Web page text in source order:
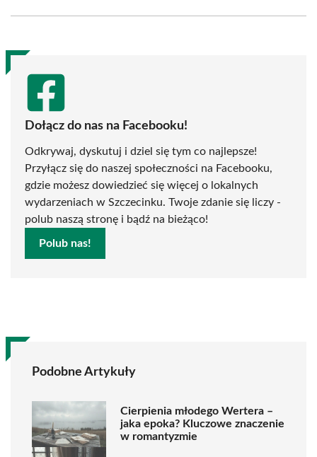
(Twitter)
Dołącz do nas na Facebooku!
Odkrywaj, dyskutuj i dziel się tym co najlepsze!
Przyłącz się do naszej społeczności na Facebooku,
gdzie możesz dowiedzieć się więcej o lokalnych
wydarzeniach w Szczecinku. Twoje zdanie się liczy -
polub naszą stronę i bądź na bieżąco!
Polub nas!
Podobne Artykuły
Cierpienia młodego Wertera –
jaka epoka? Kluczowe znaczenie
w romantyzmie